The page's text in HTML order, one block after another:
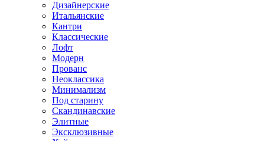
Дизайнерские
Итальянские
Кантри
Классические
Лофт
Модерн
Прованс
Неоклассика
Минимализм
Под старину
Скандинавские
Элитные
Эксклюзивные